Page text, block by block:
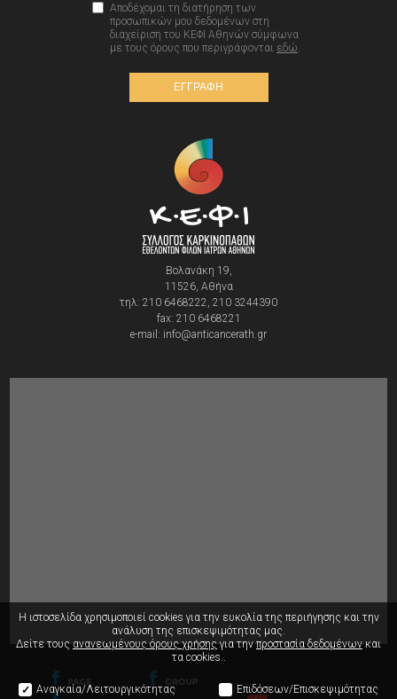
Αποδέχομαι τη διατήρηση των
προσωπικών μου δεδομένων στη
διαχείριση του ΚΕΦΙ Αθηνών σύμφωνα
με τους όρους που περιγράφονται εδώ
ΕΓΓΡΑΦΗ
Βολανάκη 19,
11526, Αθήνα
τηλ: 210 6468222, 210 3244390
fax: 210 6468221
e-mail: info@anticancerath.gr
Η ιστοσελίδα χρησιμοποιεί cookies για την ευκολία της περιήγησης και την
ανάλυση της επισκεψιμότητας μας.
Δείτε τους ανανεωμένους όρους χρήσηςγια την προστασία δεδομένων και
τα cookies..
Αναγκαία/Λειτουργικότητας Επιδόσεων/Επισκεψιμότητας